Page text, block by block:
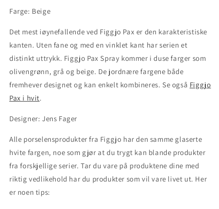
Farge: Beige
Det mest iøynefallende ved Figgjo Pax er den karakteristiske
kanten. Uten fane og med en vinklet kant har serien et
distinkt uttrykk. Figgjo Pax Spray kommer i duse farger som
olivengrønn, grå og beige. De jordnære fargene både
fremhever designet og kan enkelt kombineres. Se også Figgjo
Pax i hvit.
Designer: Jens Fager
Alle porselensprodukter fra Figgjo har den samme glaserte
hvite fargen, noe som gjør at du trygt kan blande produkter
fra forskjellige serier. Tar du vare på produktene dine med
riktig vedlikehold har du produkter som vil vare livet ut. Her
er noen tips: